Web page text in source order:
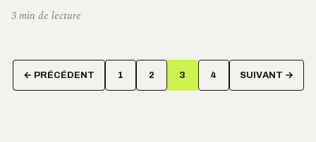
3 min de lecture
Pagination
des
← PRÉCÉDENT 1 2 3 4 SUIVANT →